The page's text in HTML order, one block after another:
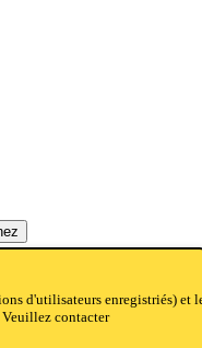
d'utilisateurs enregistriés) et
Veuillez contacter